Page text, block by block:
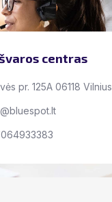
centras
pr. 125A 06118 Vilnius